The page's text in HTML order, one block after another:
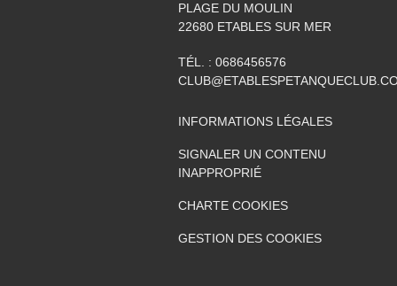
PLAGE DU MOULIN
22680 ETABLES SUR MER
TÉL. : 0686456576
INFORMATIONS LÉGALES
SIGNALER UN CONTENU
INAPPROPRIÉ
CHARTE COOKIES
GESTION DES COOKIES